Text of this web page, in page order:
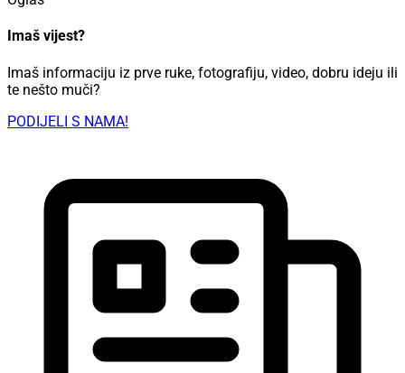
Imaš vijest?
Imaš informaciju iz prve ruke, fotografiju, video, dobru ideju ili
te nešto muči?
PODIJELI S NAMA!